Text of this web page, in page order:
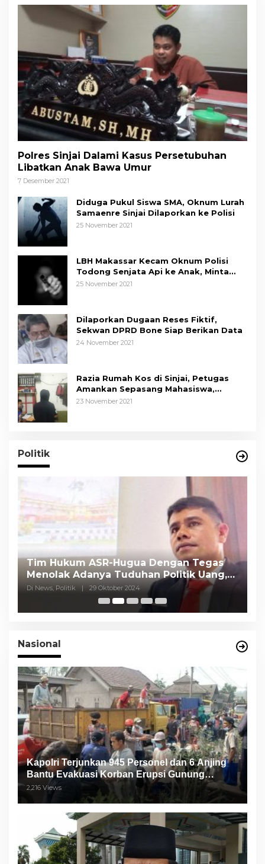
Polres Sinjai Dalami Kasus Persetubuhan
Libatkan Anak Bawa Umur
7 Desember 2021
Diduga Pukul Siswa SMA, Oknum Lurah
Samaenre Sinjai Dilaporkan ke Polisi
25 November 2021
LBH Makassar Kecam Oknum Polisi
Todong Senjata Api ke Anak, Minta
Kapolda Sulsel Tindak Tegas
25 November 2021
Dilaporkan Dugaan Reses Fiktif,
Sekwan DPRD Bone Siap Berikan Data
24 November 2021
Razia Rumah Kos di Sinjai, Petugas
Amankan Sepasang Mahasiswa,
Mengaku Berpacaran
23 November 2021
Politik
Tim Hukum ASR-Hugua Dengan Tegas
Menolak Adanya Tuduhan Politik Uang,
Pasar Murah Tidak Dilaksanakan Oleh
Di News, Politik | 29 Oktober 2024
Nasional
Kapolri Terjunkan 945 Personel dan 6 Anjing
Bantu Evakuasi Korban Erupsi Gunung
Semeru
2,216 Views